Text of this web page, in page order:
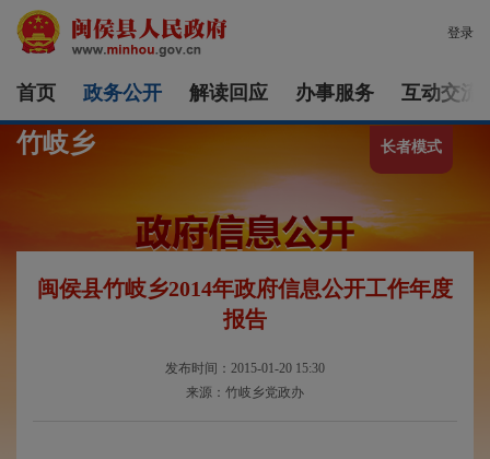
登录
首页 政务公开 解读回应 办事服务 互动交流
长者模式
竹岐乡
闽侯县竹岐乡2014年政府信息公开工作年度
报告
发布时间：2015-01-20 15:30
来源：竹岐乡党政办